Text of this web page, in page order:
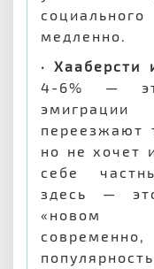
медленно.
·
4-6% —
переезжают
но не хочет
себе
здесь —
«новом